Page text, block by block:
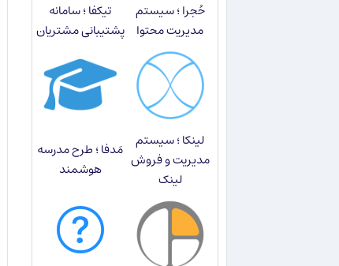
حُجرا ؛ سیستم
مدیریت محتوا
تیکفا ؛ سامانه
پشتیبانی مشتریان
لینکا ؛ سیستم
مدیریت و فروش
لینک
مَدفا ؛ طرح مدرسه
هوشمند